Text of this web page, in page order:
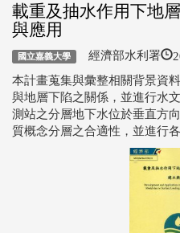
載重及抽水作用下地
與應用
國立嘉義大學 經濟部水利署
本計畫蒐集與彙整相關背景資
與地層下陷之關係，並進行水
測站之分層地下水位於垂直方
質概念分層之合適性，並進行